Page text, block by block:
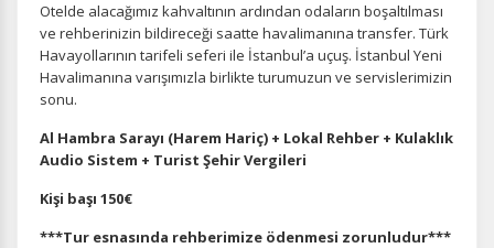
İstatistik Çerezleri
Ziyaretçilerin siteyi nasıl kullandığını anonim olarak
ölçeriz. Hangi sayfaların popüler olduğunu ve
kullanıcıların nerede zorluk yaşadığını anlamamıza
yardımcı olur.
Pazarlama Çerezleri
Otelde alacağımız kahvaltının ardından odaların boşaltılması
ve rehberinizin bildireceği saatte havalimanına transfer. Türk
Havayollarının tarifeli seferi ile İstanbul’a uçuş. İstanbul Yeni
Havalimanına varışımızla birlikte turumuzun ve servislerimizin
sonu.
Al Hambra Sarayı (Harem Hariç) + Lokal Rehber + Kulaklık
Audio Sistem + Turist Şehir Vergileri
Kişi başı 150€
***Tur esnasında rehberimize ödenmesi zorunludur***